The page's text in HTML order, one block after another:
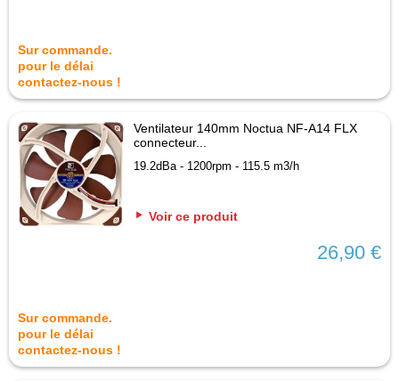
Sur commande.
pour le délai
contactez-nous !
Ventilateur 140mm Noctua NF-A14 FLX
connecteur...
19.2dBa - 1200rpm - 115.5 m3/h
Voir ce produit
26,90 €
Sur commande.
pour le délai
contactez-nous !